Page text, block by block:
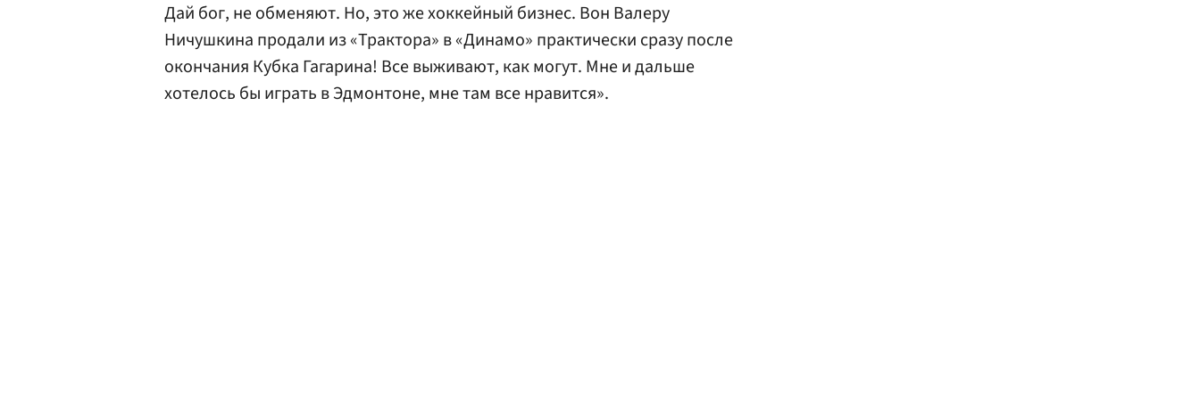
Дай бог, не обменяют. Но, это же хоккейный бизнес. Вон Валеру
Ничушкина продали из «Трактора» в «Динамо» практически сразу после
окончания Кубка Гагарина! Все выживают, как могут. Мне и дальше
хотелось бы играть в Эдмонтоне, мне там все нравится».